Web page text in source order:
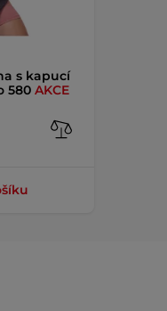
s kapucí
580 AKCE